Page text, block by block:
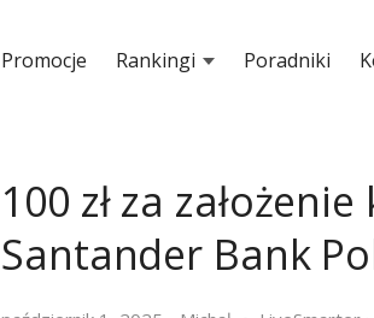
Promocje Rankingi Poradniki
100 zł za
Santander Bank